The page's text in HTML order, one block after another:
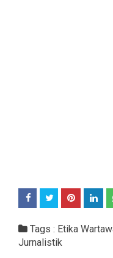
Tags : Etika
Jurnalistik